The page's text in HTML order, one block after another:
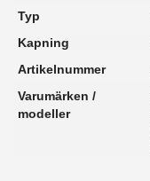
Typ
Kapning
Artikelnummer
Varumärken /
modeller